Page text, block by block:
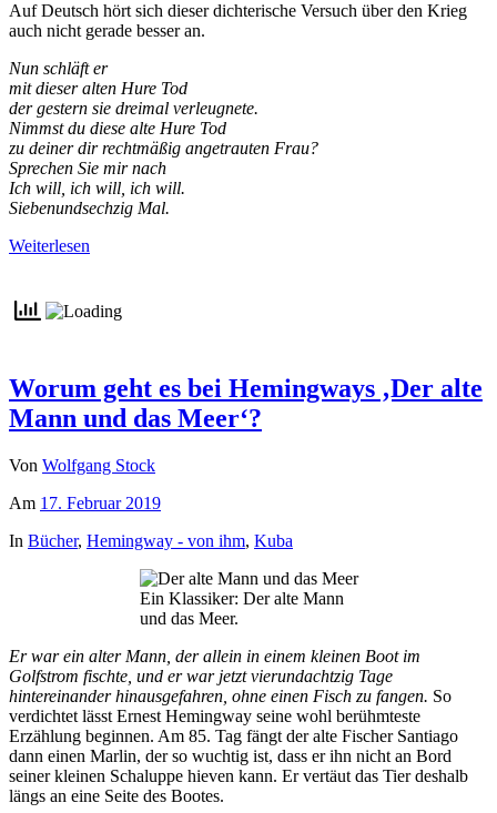
Auf Deutsch hört sich dieser dichterische Versuch über den Krieg
auch nicht gerade besser an.
Nun schläft er
mit dieser alten Hure Tod
der gestern sie dreimal verleugnete.
Nimmst du diese alte Hure Tod
zu deiner dir rechtmäßig angetrauten Frau?
Sprechen Sie mir nach
Ich will, ich will, ich will.
Siebenundsechzig Mal.
Weiterlesen
Worum geht es bei Hemingways ‚Der alte
Mann und das Meer‘?
Von Wolfgang Stock
Am 17. Februar 2019
In Bücher, Hemingway - von ihm, Kuba
Ein Klassiker: Der alte Mann
und das Meer.
Er war ein alter Mann, der allein in einem kleinen Boot im
Golfstrom fischte, und er war jetzt vierundachtzig Tage
hintereinander hinausgefahren, ohne einen Fisch zu fangen. So
verdichtet lässt Ernest Hemingway seine wohl berühmteste
Erzählung beginnen. Am 85. Tag fängt der alte Fischer Santiago
dann einen Marlin, der so wuchtig ist, dass er ihn nicht an Bord
seiner kleinen Schaluppe hieven kann. Er vertäut das Tier deshalb
längs an eine Seite des Bootes.